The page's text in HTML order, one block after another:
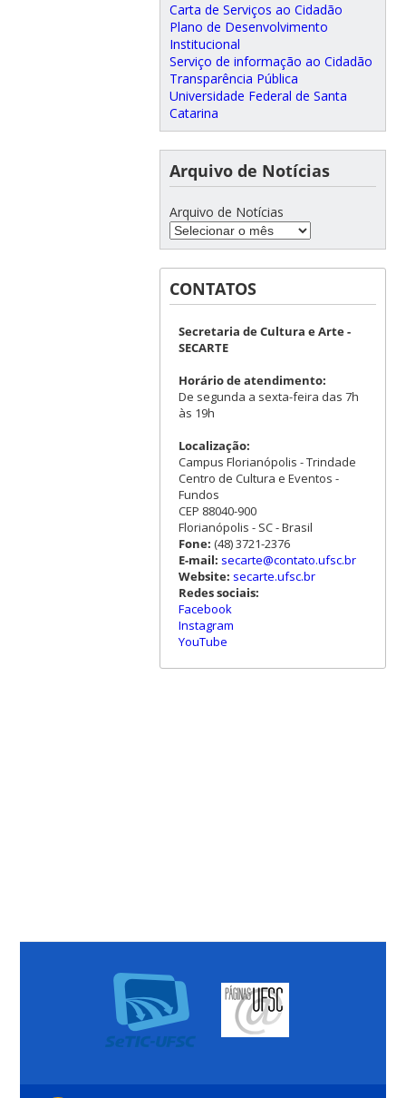
Carta de Serviços ao Cidadão
Plano de Desenvolvimento
Institucional
Serviço de informação ao Cidadão
Transparência Pública
Universidade Federal de Santa
Catarina
Arquivo de Notícias
Arquivo de Notícias
CONTATOS
Secretaria de Cultura e Arte -
SECARTE
Horário de atendimento:
De segunda a sexta-feira das 7h
às 19h
Localização:
Campus Florianópolis - Trindade
Centro de Cultura e Eventos -
Fundos
CEP 88040-900
Florianópolis - SC - Brasil
Fone: (48) 3721-2376
E-mail: secarte@contato.ufsc.br
Website: secarte.ufsc.br
Redes sociais:
Facebook
Instagram
YouTube